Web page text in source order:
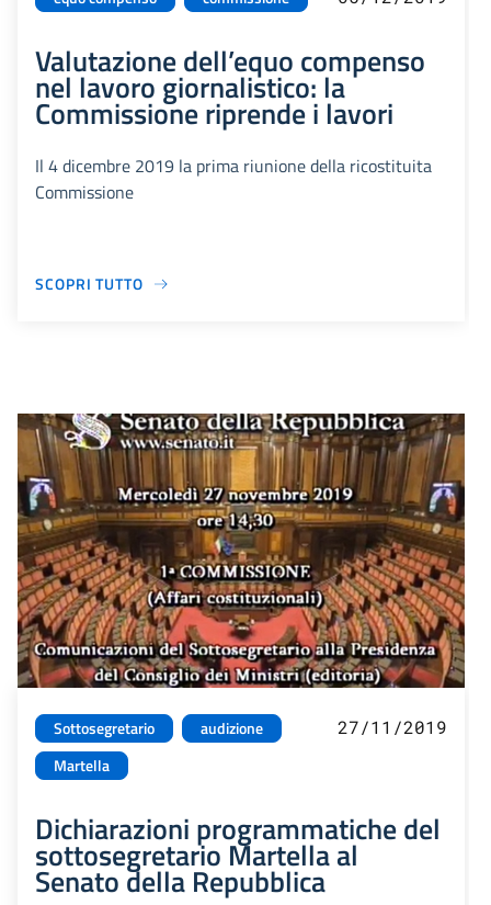
Valutazione dell’equo compenso
nel lavoro giornalistico: la
Commissione riprende i lavori
Il 4 dicembre 2019 la prima riunione della ricostituita
Commissione
SCOPRI TUTTO
Sottosegretario
audizione
Martella
27/11/2019
Dichiarazioni programmatiche del
sottosegretario Martella al
Senato della Repubblica